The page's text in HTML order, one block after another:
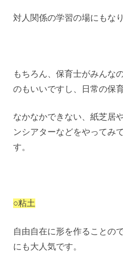
対人関係の学習の場にもなり
もちろん、保育士がみんな
のもいいですし、日常の保
なかなかできない、紙芝居
ンシアターなどをやってみ
す。
○粘土
自由自在に形を作ることの
にも大人気です。